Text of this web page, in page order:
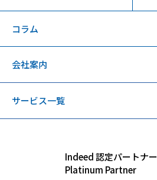
コラム
会社案内
サービス一覧
Indeed 認定パートナー
Platinum Partner